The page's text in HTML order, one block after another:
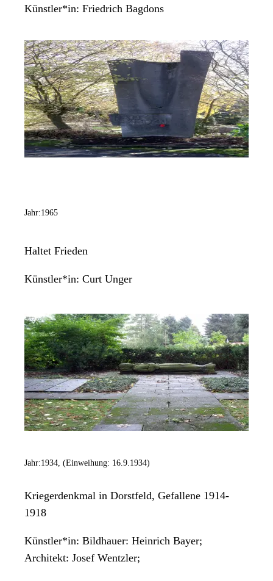
Künstler*in: Friedrich Bagdons
Jahr:1965
Haltet Frieden
Künstler*in: Curt Unger
Jahr:1934, (Einweihung: 16.9.1934)
Kriegerdenkmal in Dorstfeld, Gefallene 1914-
1918
Künstler*in: Bildhauer: Heinrich Bayer;
Architekt: Josef Wentzler;